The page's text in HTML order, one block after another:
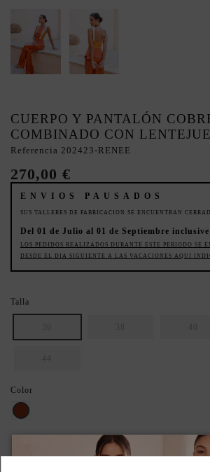
CUERPO Y PANTALÓN
COMBINADO CON
Referencia 202423-RENEE
270,00 €
ENVIOS PAUSADOS
SUS TALLERES DE FABRICACION SE ENCUENTRAN
Del 01 de Julio al 01 de Septiembre inclusive
LOS PEDIDOS REALIZADOS DURANTE ESTE PERIODO SE
DESDE EL DIA SIGUIENTE A LAS VACACIONES AQUI
Talla
Color
Cobre
ASEGURA TU TALLA IDEAL: